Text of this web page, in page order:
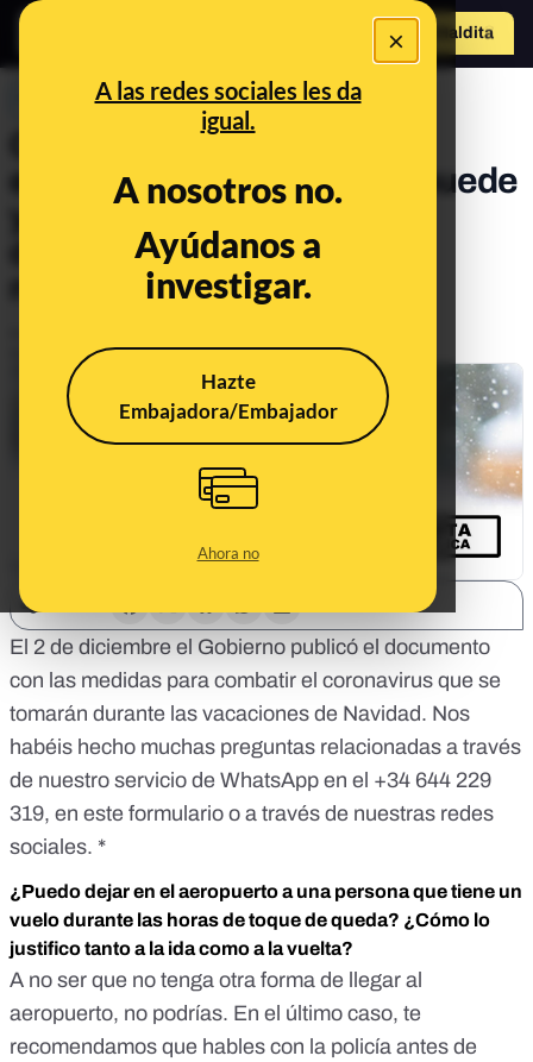
×
A las redes sociales les da
igual.
A nosotros no.
Ayúdanos a
investigar.
Hazte
Embajadora/Embajador
Ahora no
Hazte Maldito
PREBUNKING
Consultorio navideño del
estado de alarma: qué se puede
y qué no se puede hacer
durante las vacaciones de
Actualizado elDec 24, 2020, 1:11:00 PM
El 2 de diciembre el Gobierno publicó el documento
con las medidas para combatir el coronavirus que se
tomarán durante las vacaciones de Navidad. Nos
habéis hecho muchas preguntas relacionadas a través
de nuestro servicio de WhatsApp en el +34 644 229
319, en este formulario o a través de nuestras redes
sociales. *
¿Puedo dejar en el aeropuerto a una persona que tiene un
vuelo durante las horas de toque de queda? ¿Cómo lo
justifico tanto a la ida como a la vuelta?
A no ser que no tenga otra forma de llegar al
aeropuerto, no podrías. En el último caso, te
recomendamos que hables con la policía antes de